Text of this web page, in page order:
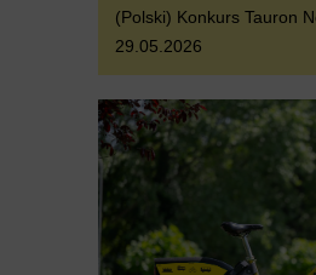
29.05.2026